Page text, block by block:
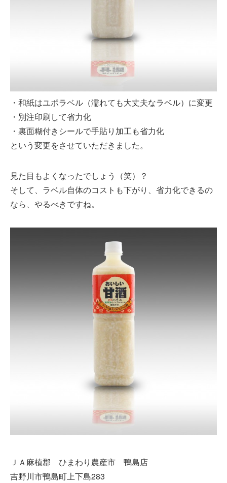
・和紙はユポラベル（濡れても大丈夫なラベル）に変更
・別注印刷して省力化
・裏面糊付きシールで手貼り加工も省力化
という変更をさせていただきました。
見た目もよくなったでしょう（笑）？
そして、ラベル自体のコストも下がり、省力化できるの
なら、やるべきですね。
ＪＡ麻植郡 ひまわり農産市 鴨島店
吉野川市鴨島町上下島283